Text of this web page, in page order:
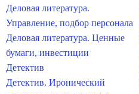
Деловая литература.
Управление, подбор персонала
Деловая литература. Ценные
бумаги, инвестиции
Детектив
Детектив. Иронический